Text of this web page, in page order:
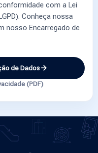
com a Lei
Conheça nossa
nosso Encarregado de
de Dados
(PDF)